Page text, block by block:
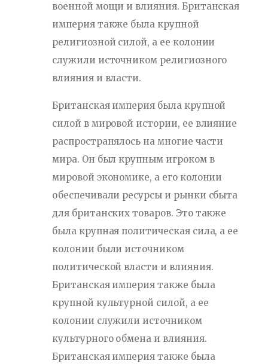
военной мощи и влияния. Британская
империя также была крупной
религиозной силой, а ее колонии
служили источником религиозного
влияния и власти.
Британская империя была крупной
силой в мировой истории, ее влияние
распространялось на многие части
мира. Он был крупным игроком в
мировой экономике, а его колонии
обеспечивали ресурсы и рынки сбыта
для британских товаров. Это также
была крупная политическая сила, а ее
колонии были источником
политической власти и влияния.
Британская империя также была
крупной культурной силой, а ее
колонии служили источником
культурного обмена и влияния.
Британская империя также была